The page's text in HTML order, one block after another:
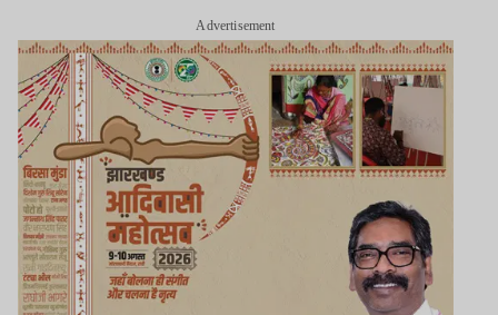
Advertisement